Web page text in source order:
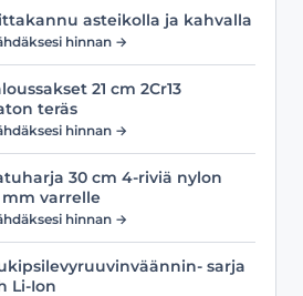
asteikolla ja kahvalla
hinnan →
21 cm 2Cr13
teräs
hinnan →
30 cm 4-riviä nylon
mm varrelle
hinnan →
sarja
Li-Ion